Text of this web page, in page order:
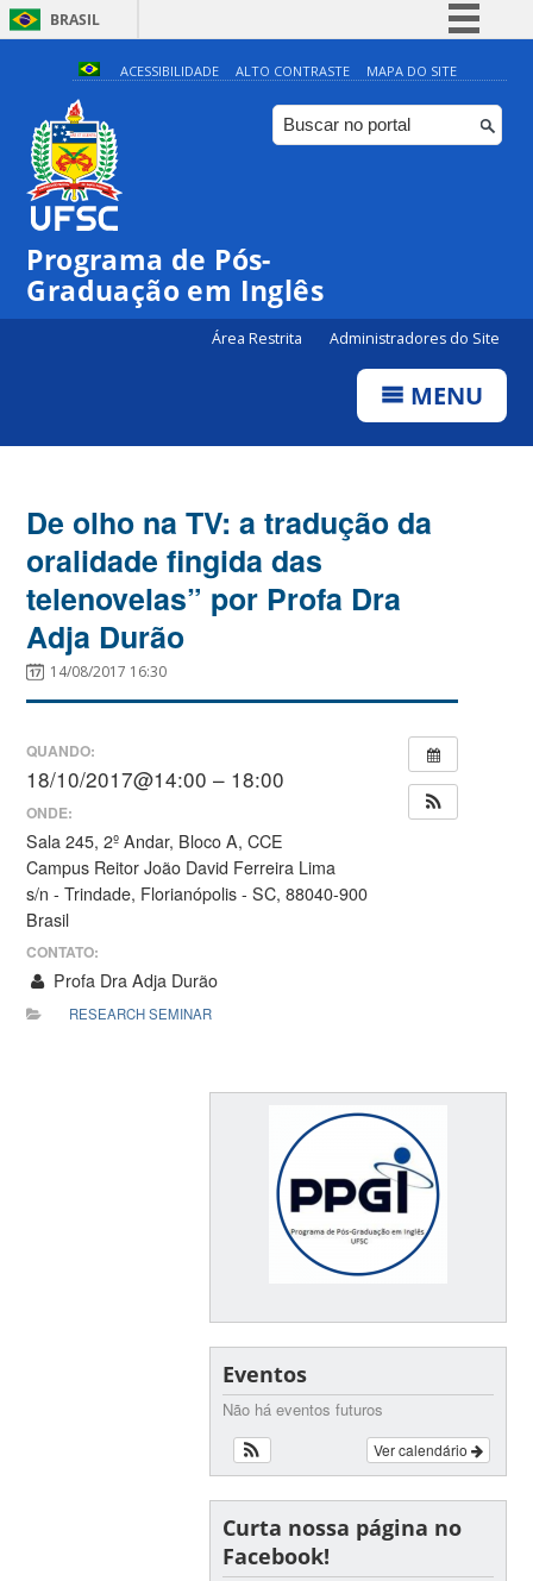
BRASIL
Simplifique!
Comunica BR
Participe
ACESSIBILIDADE ALTO CONTRASTE MAPA DO SITE
Programa de Pós-
Graduação em Inglês
Área Restrita Administradores do Site
MENU
De olho na TV: a tradução da
oralidade fingida das
telenovelas” por Profa Dra
Adja Durão
14/08/2017 16:30
QUANDO:
18/10/2017@14:00 – 18:00
ONDE:
Sala 245, 2º Andar, Bloco A, CCE
Campus Reitor João David Ferreira Lima
s/n - Trindade, Florianópolis - SC, 88040-900
Brasil
CONTATO:
Profa Dra Adja Durão
RESEARCH SEMINAR
Eventos
Não há eventos futuros
Ver calendário
Curta nossa página no
Facebook!